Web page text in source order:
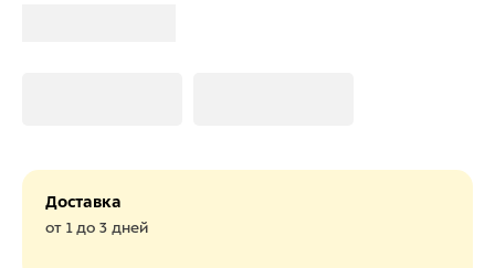
Доставка
от 1 до 3 дней